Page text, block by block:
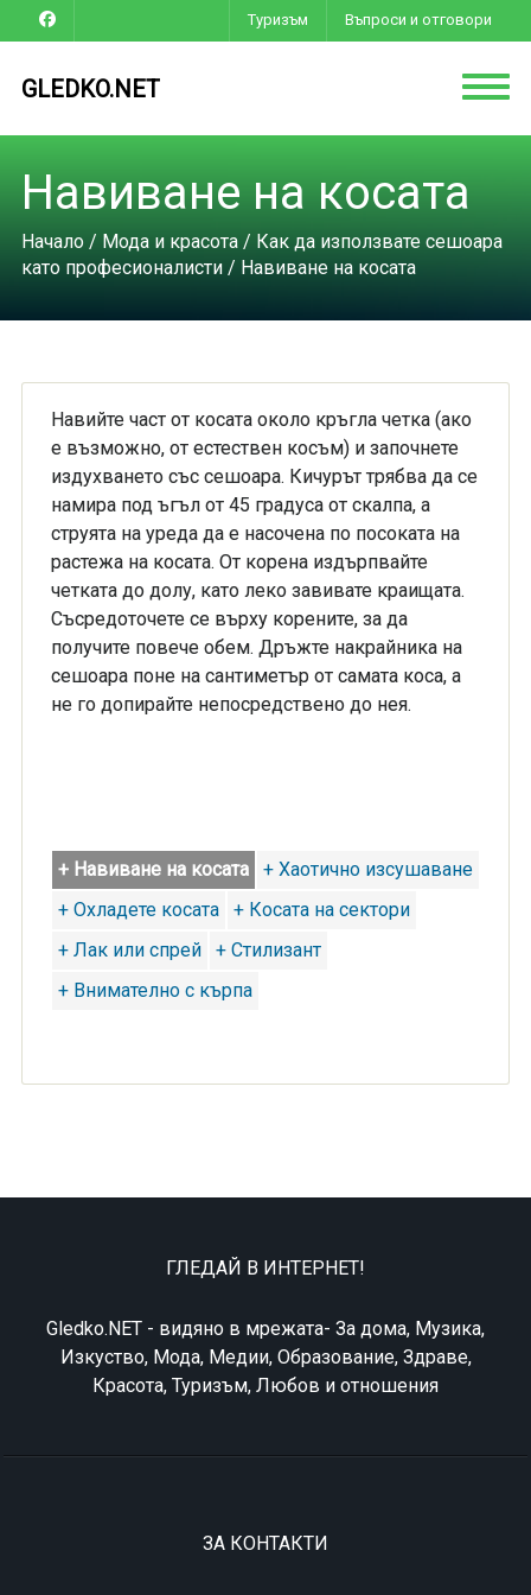
Туризъм Въпроси и отговори
GLEDKO.NET
Навиване на косата
Начало/ Мода и красота/ Как да използвате сешоара
като професионалисти/ Навиване на косата
Навийте част от косата около кръгла четка (ако
е възможно, от естествен косъм) и започнете
издухването със сешоара. Кичурът трябва да се
намира под ъгъл от 45 градуса от скалпа, а
струята на уреда да е насочена по посоката на
растежа на косата. От корена издърпвайте
четката до долу, като леко завивате краищата.
Съсредоточете се върху корените, за да
получите повече обем. Дръжте накрайника на
сешоара поне на сантиметър от самата коса, а
не го допирайте непосредствено до нея.
+ Навиване на косата
+ Хаотично изсушаване
+ Охладете косата
+ Косата на сектори
+ Лак или спрей
+ Стилизант
+ Внимателно с кърпа
ГЛЕДАЙ В ИНТЕРНЕТ!
Gledko.NET - видяно в мрежата- За дома, Музика,
Изкуство, Мода, Медии, Образование, Здраве,
Красота, Туризъм, Любов и отношения
ЗА КОНТАКТИ